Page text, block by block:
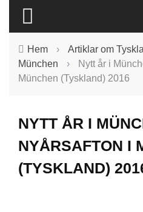
Hem › Artiklar om
München
›
Nytt år i
München (Tyskland) 2016
NYTT ÅR I
NYÅRSAFTON I
(TYSKLAND)